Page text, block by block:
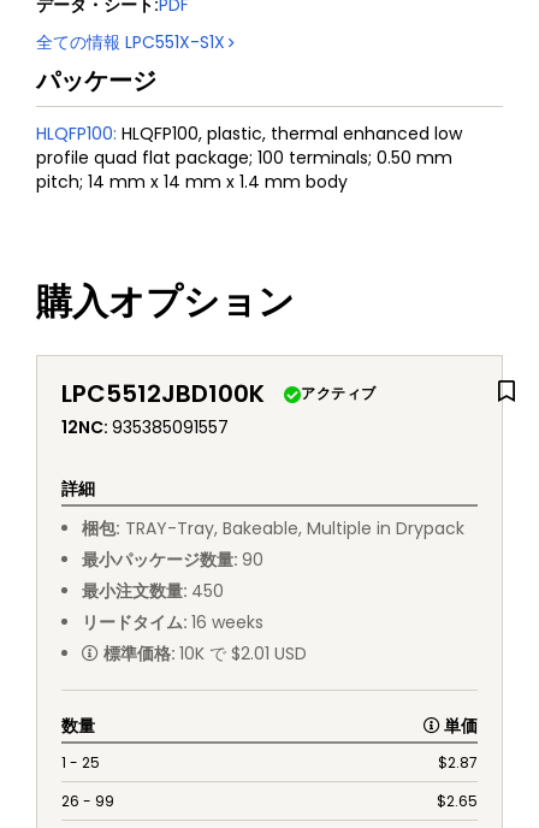
データ・シート:PDF
全ての情報 LPC551X-S1X
パッケージ
HLQFP100: HLQFP100, plastic, thermal enhanced low
profile quad flat package; 100 terminals; 0.50 mm
pitch; 14 mm x 14 mm x 1.4 mm body
購入オプション
LPC5512JBD100K アクティブ
12NC: 935385091557
詳細
梱包: TRAY-Tray, Bakeable, Multiple in Drypack
最小パッケージ数量: 90
最小注文数量: 450
リードタイム: 16 weeks
標準価格: 10K で $2.01 USD
数量 単価
1 - 25 $2.87
26 - 99
$2.65